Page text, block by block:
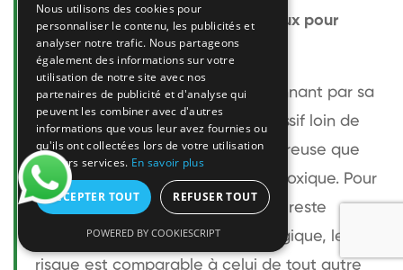
Le frelon européen est-il dangereux pour
l'homme ?
Le frelon européen est impressionnant par sa
taille mais relativement peu agressif loin de
son nid. Sa piqûre est plus douloureuse que
celle d'une guêpe sans être plus toxique. Pour
une personne non allergique, elle reste
bénigne. Pour une personne allergique, le
risque est comparable à celui de tout autre
Nous utilisons des cookies pour
personnaliser le contenu, les publicités et
analyser notre trafic. Nous partageons
également des informations sur votre
utilisation de notre site avec nos
partenaires de publicité et d'analyse qui
peuvent les combiner avec d'autres
informations que vous leur avez fournies ou
qu'ils ont collectées lors de votre utilisation
de leurs services. En savoir plus
ACCEPTER TOUT REFUSER TOUT
POWERED BY COOKIESCRIPT